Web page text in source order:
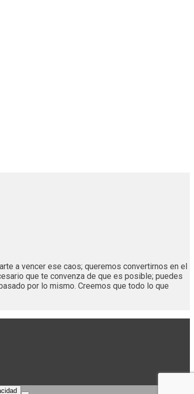
a vencer ese caos; queremos convertirnos en el
que te convenza de que es posible; puedes
por lo mismo. Creemos que todo lo que